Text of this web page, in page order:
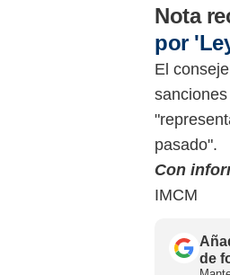
Nota
por
El
pasado".
Con
IMCM
de